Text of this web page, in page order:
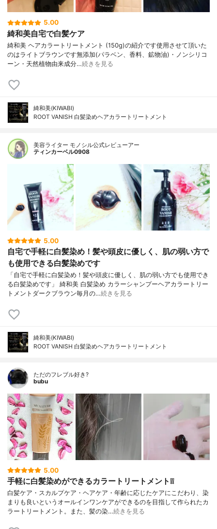
5.00
綺和美自宅で白髪ケア
綺和美 ヘアカラートリートメント (150g)の紹介です使用させて頂いた
のはライトブラウンです無添加(パラベン、香料、鉱物油)・ノンシリコ
ーン・天然植物由来成分…続きを見る
綺和美(KIWABI)
ROOT VANISH 白髪染めヘアカラートリートメント
美容ライター モノシル公式レビューアー
ティンカーベル0908
5.00
自宅で手軽に白髪染め！髪や頭皮に優しく、肌の弱い方で
も使用できる白髪染めです
「自宅で手軽に白髪染め！髪や頭皮に優しく、肌の弱い方でも使用でき
る白髪染めです」 綺和美 白髪染め カラーシャンプーヘアカラートリー
トメントダークブラウン毎月の…続きを見る
綺和美(KIWABI)
ROOT VANISH 白髪染めヘアカラートリートメント
ただのフレブル好き?
bubu
5.00
手軽に白髪染めができるカラートリートメント❕❕
白髪ケア・スカルプケア・ヘアケア・年齢に応じたケアにこだわり、染
まりも良いというオールインワンケアができるのを目指して作られたカ
ラートリートメント。また、髪の染…続きを見る